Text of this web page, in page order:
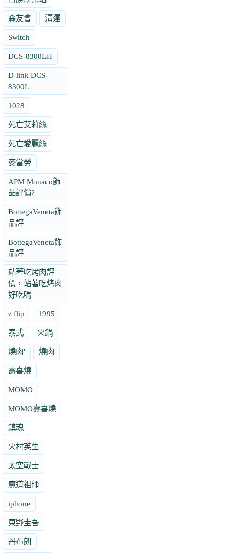
森友會 清運
Switch
DCS-8300LH
D-link DCS-
8300L
1028
死亡艾莉絲
死亡愛麗絲
麥當勞
APM Monaco飾
品評價?
BottegaVeneta飾
品評
BottegaVeneta飾
品評
站著吃烤肉評
價，站著吃烤肉
好吃嗎
z flip 1995
泰式 火鍋
燒肉' 燒肉
壽喜燒
MOMO
MOMO壽喜燒
鎮魂
火村英生
太空戰士
魔道祖師
iphone
東野圭吾
丹布朗